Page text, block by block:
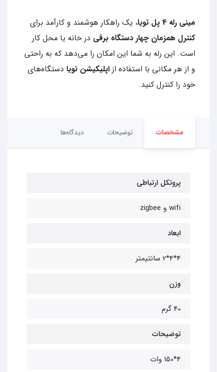
مینی رله 4 پل تویا
، یک راهکار هوشمند و کارآمد برای
کنترل همزمان چهار دستگاه برقی در خانه یا محل کار
است. این رله به شما این امکان را می‌دهد که به راحتی
و از هر مکانی با استفاده از اپلیکیشن تویا دستگاه‌های
خود را کنترل کنید.
مشخصات توضیحات دیدگاه‌ها
پروتکل ارتباطی
wifi و zigbee
ابعاد
4*4*2 سانتیمتر
وزن
40 گرم
توضیحات
4*150 وات